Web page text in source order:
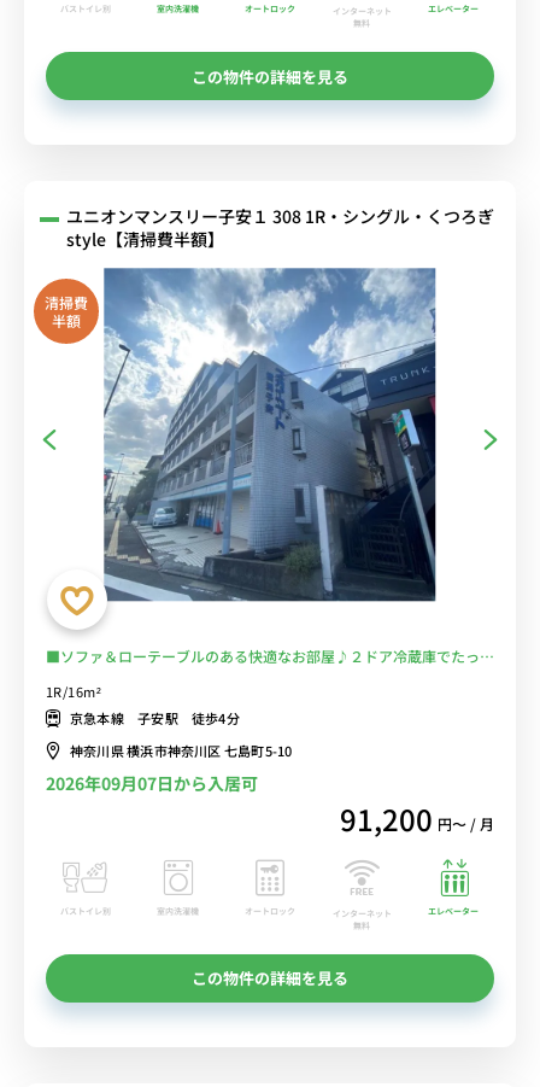
バストイレ別 室内洗濯機 オートロック
インターネット
無料
エレベーター
この物件の詳細を見る
ユニオンマンスリー子安１ 308 1R・シングル・くつろぎ
style【清掃費半額】
清掃費
半額
■ソファ＆ローテーブルのある快適なお部屋♪２ドア冷蔵庫でたっぷ
圏内で利用可能/横浜駅まで乗換なしでアクセス可能/コンビニ至近■
選べるWi-Fi格安レンタル中！
1R/16m²
京急本線 子安駅 徒歩4分
神奈川県 横浜市神奈川区 七島町5-10
2026年09月07日から入居可
91,200 円〜 / 月
バストイレ別 室内洗濯機 オートロック
インターネット
無料
エレベーター
この物件の詳細を見る